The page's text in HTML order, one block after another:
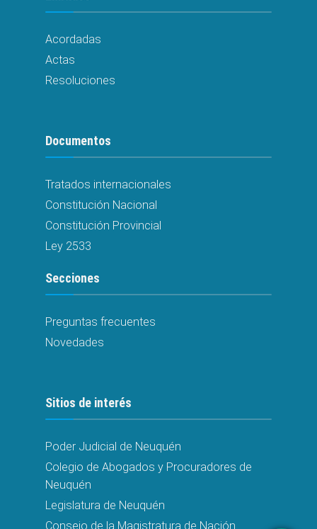
Acordadas
Actas
Resoluciones
Documentos
Tratados internacionales
Constitución Nacional
Constitución Provincial
Ley 2533
Secciones
Preguntas frecuentes
Novedades
Sitios de interés
Poder Judicial de Neuquén
Colegio de Abogados y Procuradores de
Neuquén
Legislatura de Neuquén
Consejo de la Magistratura de Nación